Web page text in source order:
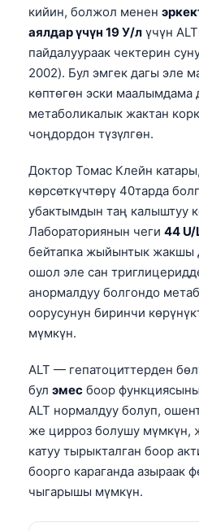
кийин, болжол менен
аялдар үчүн 19 У/л үчүн
пайдалуураак чектерин
2002). Бул эмгек дагы эле
көптөгөн эски маалымдама
метаболикалык жактан
чоңдордон түзүлгөн.
Доктор Томас Клейн
көрсөткүчтөрү 40тарда
убактымдын таң калыштуу
Лабораториянын чеги 44 U/
бейтапка жыйынтык жакшы
ошол эле сан
анормалдуу болгондо
оорусунун биринчи
мүмкүн.
ALT — гепатоциттерден
бул эмес боор
ALT нормалдуу болуп,
же цирроз болушу мүмкүн,
катуу тырыкталган боор
боорго караганда азыраак
чыгарышы мүмкүн.